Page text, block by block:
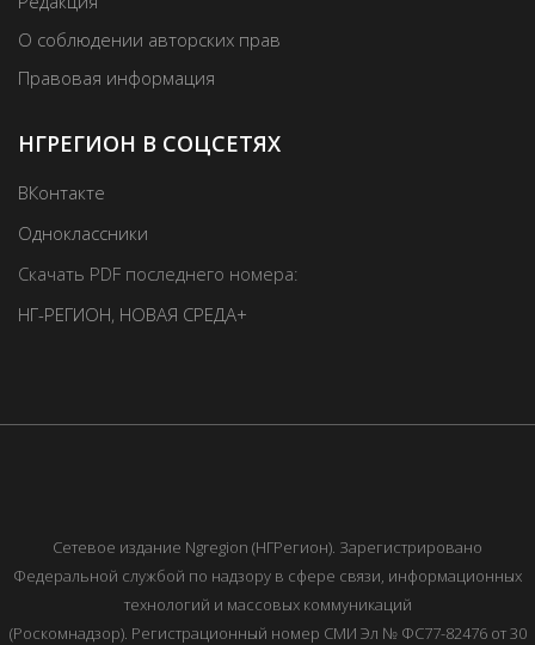
О соблюдении авторских прав
Правовая информация
НГРЕГИОН В СОЦСЕТЯХ
ВКонтакте
Одноклассники
Скачать PDF последнего номера:
НГ-РЕГИОН, НОВАЯ СРЕДА+
Сетевое издание Ngregion (НГРегион). Зарегистрировано
Федеральной службой по надзору в сфере связи, информационных
технологий и массовых коммуникаций
(Роскомнадзор). Регистрационный номер СМИ Эл № ФС77-82476 от 30